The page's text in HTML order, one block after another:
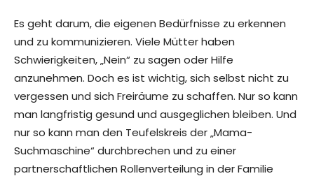
Es geht darum, die eigenen Bedürfnisse zu erkennen
und zu kommunizieren. Viele Mütter haben
Schwierigkeiten, „Nein“ zu sagen oder Hilfe
anzunehmen. Doch es ist wichtig, sich selbst nicht zu
vergessen und sich Freiräume zu schaffen. Nur so kann
man langfristig gesund und ausgeglichen bleiben. Und
nur so kann man den Teufelskreis der „Mama-
Suchmaschine“ durchbrechen und zu einer
partnerschaftlichen Rollenverteilung in der Familie